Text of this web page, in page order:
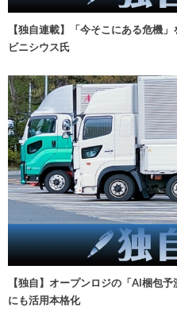
【独自連載】「今そこにある危機
ビニシウス氏
【独自】オープンロジの「AI梱包
にも活用本格化